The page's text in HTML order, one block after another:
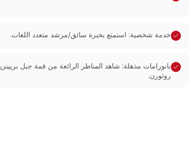
خدمة شخصية: استمتع بخبرة سائق/مرشد متعدد اللغات.
بانورامات مذهلة: شاهد المناظر الرائعة من قمة جبل بريينزر
روثورن.